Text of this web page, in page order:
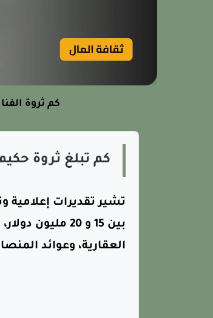
كم ثروة
كم تبلغ ثروة
تشير تقديرات إعلامية
بين 15 و 20
العقارية، وعوائد